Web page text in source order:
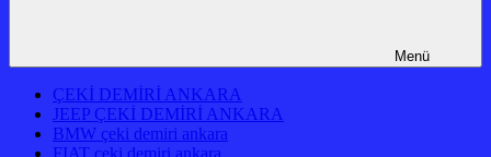
Menü
ÇEKİ DEMİRİ ANKARA
JEEP ÇEKİ DEMİRİ ANKARA
BMW çeki demiri ankara
FIAT çeki demiri ankara